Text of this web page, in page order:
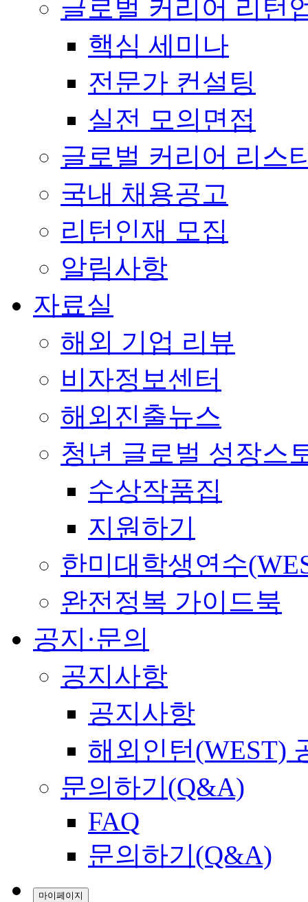
글로벌 커리어 리턴
핵심 세미나
전문가 컨설팅
실전 모의면접
글로벌 커리어 리스
국내 채용공고
리턴인재 모집
알림사항
자료실
해외 기업 리뷰
비자정보센터
해외진출뉴스
청년 글로벌 성장스
수상작품집
지원하기
한미대학생연수
완전정복 가이드북
공지·문의
공지사항
공지사항
해외인턴(WEST)
문의하기(Q&A)
FAQ
문의하기(Q&A)
마이페이지